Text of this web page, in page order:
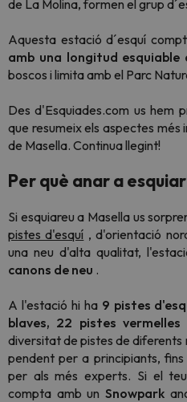
de La Molina, formen el grup
Aquesta estació d´esquí
amb una longitud esquiable
boscos i limita amb el Parc
Des d'Esquiades.com us hem
que resumeix els aspectes
de Masella. Continua llegint!
Per què anar a
Si esquiareu a Masella us
pistes d'esquí , d'orientació
una neu d'alta qualitat,
canons de neu .
A l'estació hi ha 9 pistes
blaves, 22 pistes
diversitat de pistes de diferents
pendent per a principiants,
per als més experts. Si el
compta ambunSnowpark